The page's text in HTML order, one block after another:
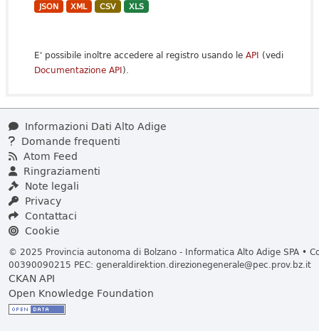
JSON XML CSV XLS
E' possibile inoltre accedere al registro usando le API (vedi
Documentazione API).
Informazioni Dati Alto Adige
Domande frequenti
Atom Feed
Ringraziamenti
Note legali
Privacy
Contattaci
Cookie
© 2025 Provincia autonoma di Bolzano - Informatica Alto Adige SPA •
00390090215 PEC: generaldirektion.direzionegenerale@pec.prov.bz.it
CKAN API
Open Knowledge Foundation